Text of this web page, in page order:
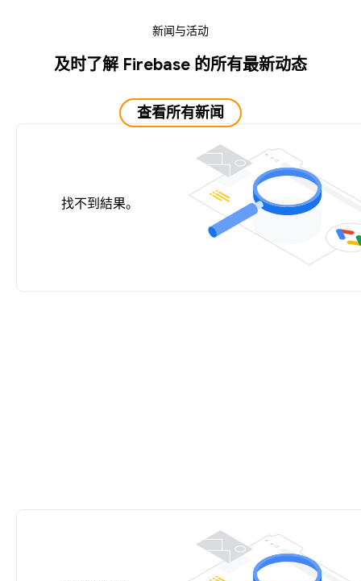
新闻与活动
及时了解 Firebase 的所有最新动态
查看所有新闻
找不到結果。